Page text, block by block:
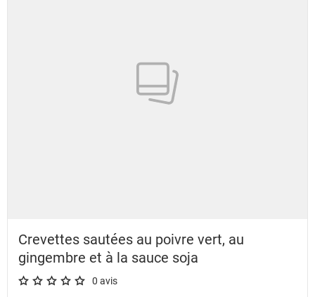
Crevettes sautées au poivre vert, au
gingembre et à la sauce soja
A star rating of 0 out of 5.
0 avis